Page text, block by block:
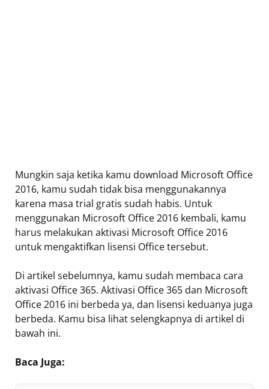
Mungkin saja ketika kamu download Microsoft Office
2016, kamu sudah tidak bisa menggunakannya
karena masa trial gratis sudah habis. Untuk
menggunakan Microsoft Office 2016 kembali, kamu
harus melakukan aktivasi Microsoft Office 2016
untuk mengaktifkan lisensi Office tersebut.
Di artikel sebelumnya, kamu sudah membaca cara
aktivasi Office 365. Aktivasi Office 365 dan Microsoft
Office 2016 ini berbeda ya, dan lisensi keduanya juga
berbeda. Kamu bisa lihat selengkapnya di artikel di
bawah ini.
Baca Juga: